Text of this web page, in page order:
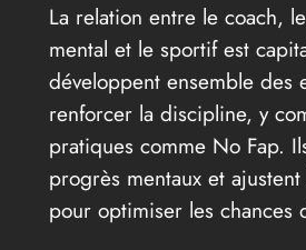
La relation entre le coach,
mental et le sportif est
développent ensemble des
renforcer la discipline, y
pratiques comme No Fap.
progrès mentaux et
pour optimiser les chances